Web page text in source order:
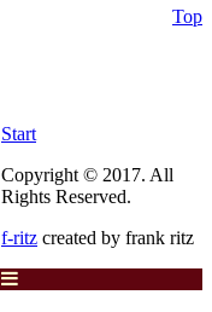
Top
Start
Copyright © 2017. All
Rights Reserved.
f-ritz created by frank ritz